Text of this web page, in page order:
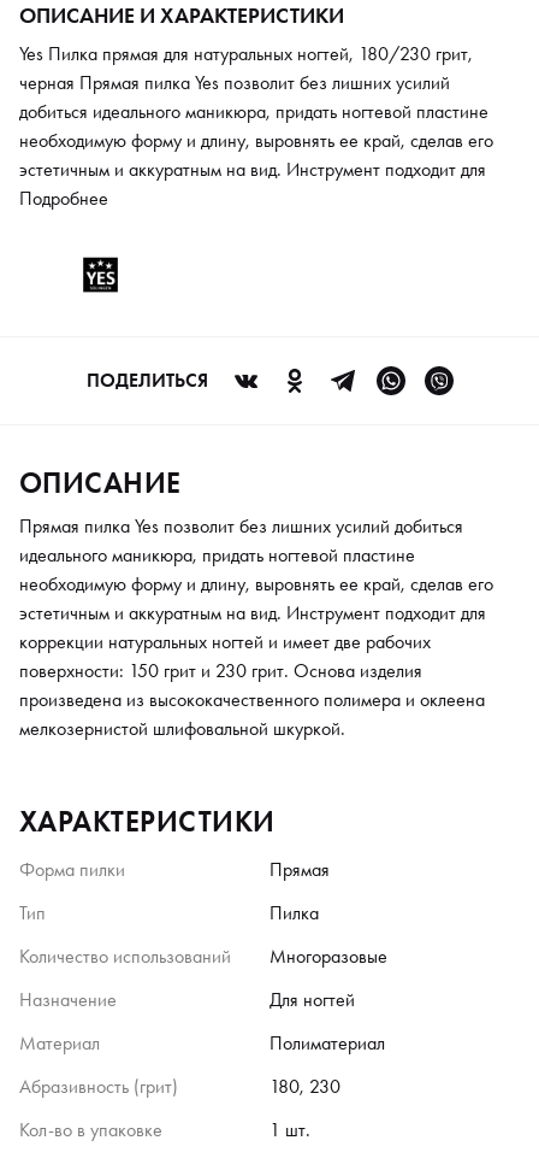
ОПИСАНИЕ И ХАРАКТЕРИСТИКИ
Yes Пилка прямая для натуральных ногтей, 180/230 грит,
черная Прямая пилка Yes позволит без лишних усилий
добиться идеального маникюра, придать ногтевой пластине
необходимую форму и длину, выровнять ее край, сделав его
эстетичным и аккуратным на вид. Инструмент подходит для
коррекции натуральных ногтей и имеет две рабочих
произведена из высококачественного полимера и оклеена
мелкозернистой шлифовальной шкуркой.
Подробнее
ПОДЕЛИТЬСЯ
ОПИСАНИЕ
Прямая пилка Yes позволит без лишних усилий добиться
идеального маникюра, придать ногтевой пластине
необходимую форму и длину, выровнять ее край, сделав его
эстетичным и аккуратным на вид. Инструмент подходит для
коррекции натуральных ногтей и имеет две рабочих
поверхности: 150 грит и 230 грит. Основа изделия
произведена из высококачественного полимера и оклеена
мелкозернистой шлифовальной шкуркой.
ХАРАКТЕРИСТИКИ
Форма пилки
Прямая
Тип
Пилка
Количество использований
Многоразовые
Назначение
Для ногтей
Материал
Полиматериал
Абразивность (грит)
180, 230
Кол-во в упаковке
1 шт.